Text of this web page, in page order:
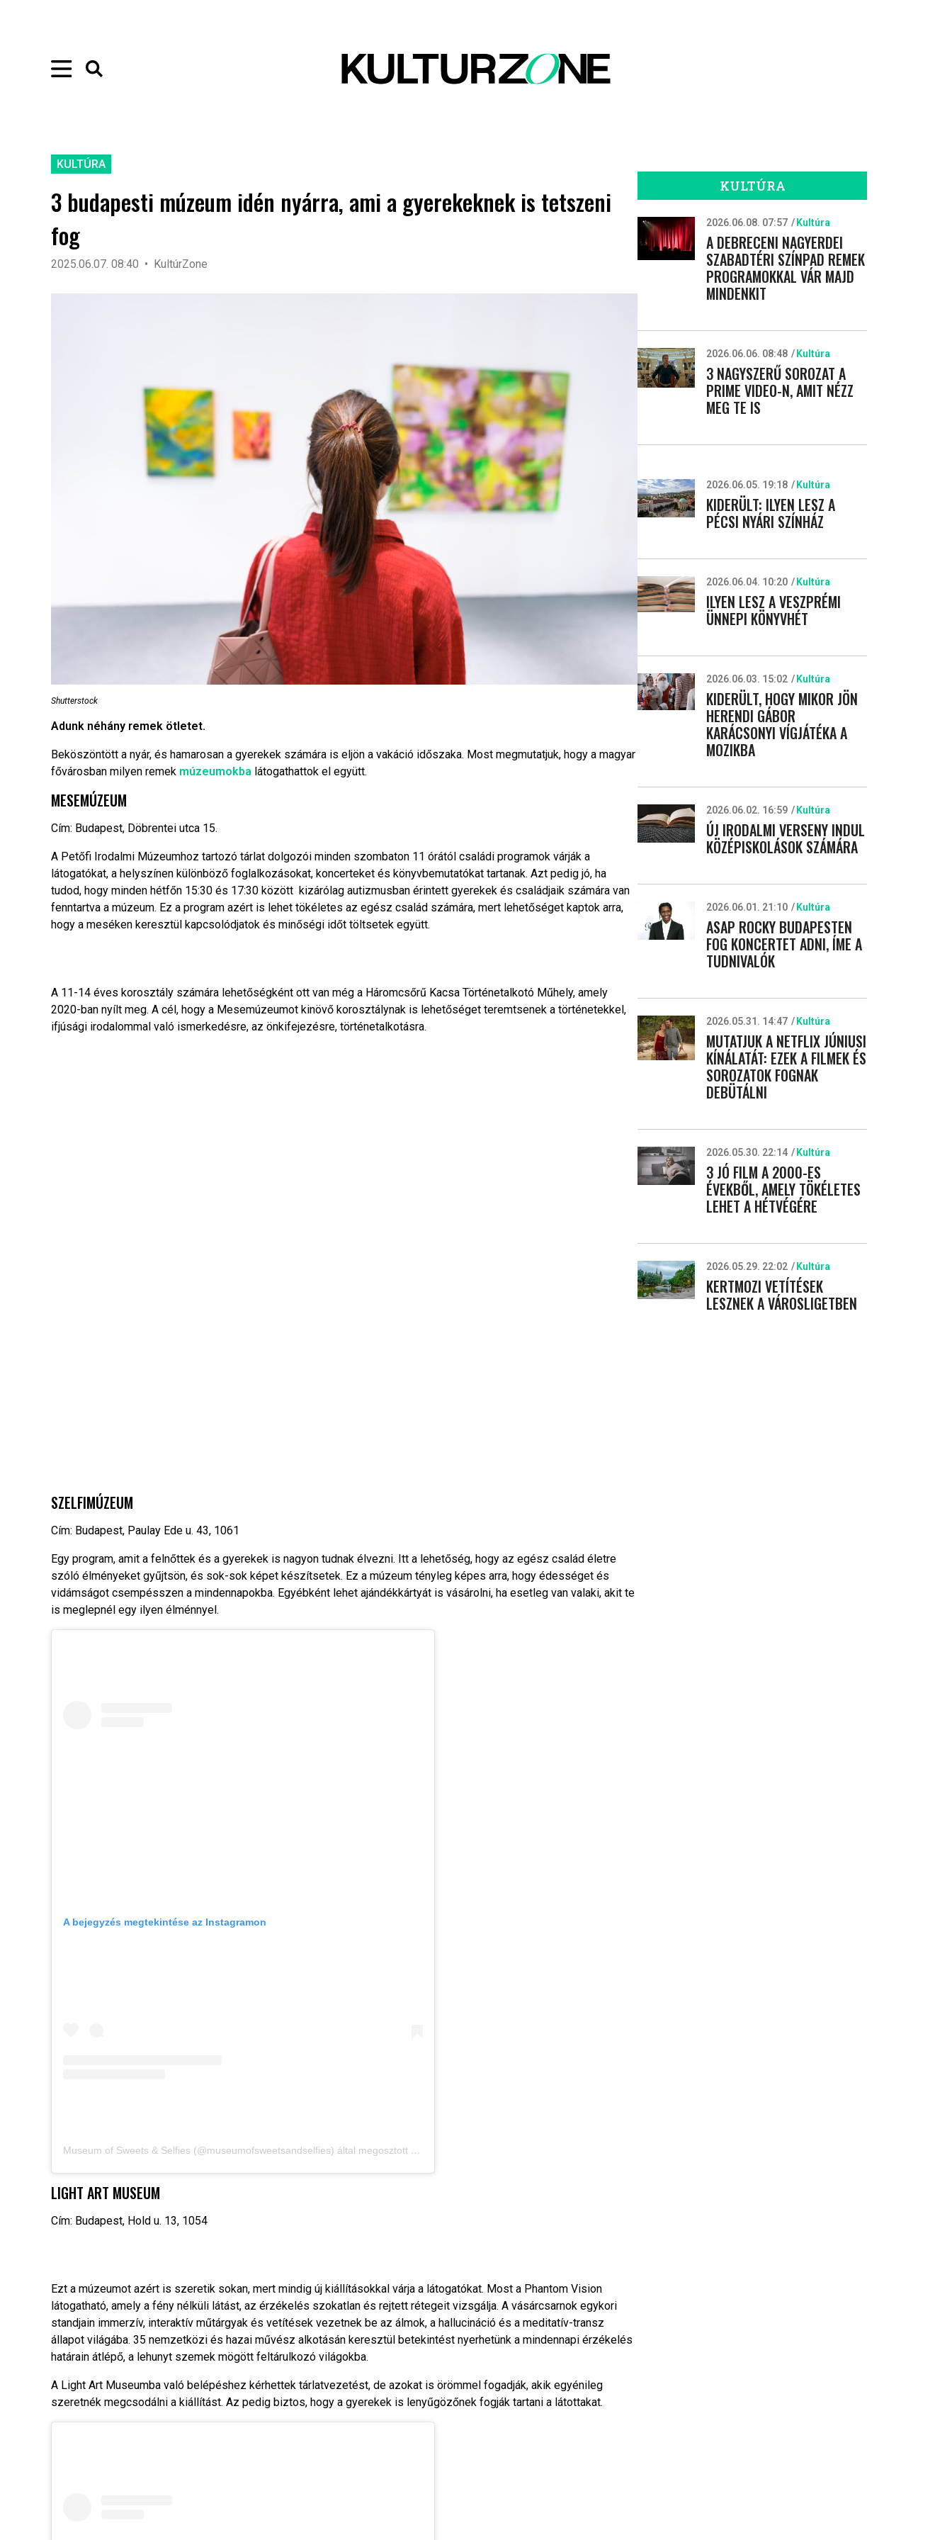
KULTÚRA
3 budapesti múzeum idén nyárra, ami a gyerekeknek is tetszeni
fog
2025.06.07. 08:40 KultúrZone
Shutterstock
Adunk néhány remek ötletet.
Beköszöntött a nyár, és hamarosan a gyerekek számára is eljön a vakáció időszaka. Most megmutatjuk, hogy a magyar
fővárosban milyen remek múzeumokba látogathattok el együtt.
MESEMÚZEUM
Cím: Budapest, Döbrentei utca 15.
A Petőfi Irodalmi Múzeumhoz tartozó tárlat dolgozói minden szombaton 11 órától családi programok várják a
látogatókat, a helyszínen különböző foglalkozásokat, koncerteket és könyvbemutatókat tartanak. Azt pedig jó, ha
tudod, hogy minden hétfőn 15:30 és 17:30 között kizárólag autizmusban érintett gyerekek és családjaik számára van
fenntartva a múzeum. Ez a program azért is lehet tökéletes az egész család számára, mert lehetőséget kaptok arra,
hogy a meséken keresztül kapcsolódjatok és minőségi időt töltsetek együtt.
A 11-14 éves korosztály számára lehetőségként ott van még a Háromcsőrű Kacsa Történetalkotó Műhely, amely
2020-ban nyílt meg. A cél, hogy a Mesemúzeumot kinövő korosztálynak is lehetőséget teremtsenek a történetekkel,
ifjúsági irodalommal való ismerkedésre, az önkifejezésre, történetalkotásra.
SZELFIMÚZEUM
Cím: Budapest, Paulay Ede u. 43, 1061
Egy program, amit a felnőttek és a gyerekek is nagyon tudnak élvezni. Itt a lehetőség, hogy az egész család életre
szóló élményeket gyűjtsön, és sok-sok képet készítsetek. Ez a múzeum tényleg képes arra, hogy édességet és
vidámságot csempésszen a mindennapokba. Egyébként lehet ajándékkártyát is vásárolni, ha esetleg van valaki, akit te
is meglepnél egy ilyen élménnyel.
A bejegyzés megtekintése az Instagramon
Museum of Sweets & Selfies (@museumofsweetsandselfies) által megosztott bejegyzés
LIGHT ART MUSEUM
Cím: Budapest, Hold u. 13, 1054
Ezt a múzeumot azért is szeretik sokan, mert mindig új kiállításokkal várja a látogatókat. Most a Phantom Vision
látogatható, amely a fény nélküli látást, az érzékelés szokatlan és rejtett rétegeit vizsgálja. A vásárcsarnok egykori
standjain immerzív, interaktív műtárgyak és vetítések vezetnek be az álmok, a hallucináció és a meditatív-transz
állapot világába. 35 nemzetközi és hazai művész alkotásán keresztül betekintést nyerhetünk a mindennapi érzékelés
határain átlépő, a lehunyt szemek mögött feltárulkozó világokba.
A Light Art Museumba való belépéshez kérhettek tárlatvezetést, de azokat is örömmel fogadják, akik egyénileg
szeretnék megcsodálni a kiállítást. Az pedig biztos, hogy a gyerekek is lenyűgözőnek fogják tartani a látottakat.
KULTÚRA
2026.06.08. 07:57 Kultúra
A DEBRECENI NAGYERDEI
SZABADTÉRI SZÍNPAD REMEK
PROGRAMOKKAL VÁR MAJD
MINDENKIT
2026.06.06. 08:48 Kultúra
3 NAGYSZERŰ SOROZAT A
PRIME VIDEO-N, AMIT NÉZZ
MEG TE IS
2026.06.05. 19:18 Kultúra
KIDERÜLT: ILYEN LESZ A
PÉCSI NYÁRI SZÍNHÁZ
2026.06.04. 10:20 Kultúra
ILYEN LESZ A VESZPRÉMI
ÜNNEPI KÖNYVHÉT
2026.06.03. 15:02 Kultúra
KIDERÜLT, HOGY MIKOR JÖN
HERENDI GÁBOR
KARÁCSONYI VÍGJÁTÉKA A
MOZIKBA
2026.06.02. 16:59 Kultúra
ÚJ IRODALMI VERSENY INDUL
KÖZÉPISKOLÁSOK SZÁMÁRA
2026.06.01. 21:10 Kultúra
ASAP ROCKY BUDAPESTEN
FOG KONCERTET ADNI, ÍME A
TUDNIVALÓK
2026.05.31. 14:47 Kultúra
MUTATJUK A NETFLIX JÚNIUSI
KÍNÁLATÁT: EZEK A FILMEK ÉS
SOROZATOK FOGNAK
DEBÜTÁLNI
2026.05.30. 22:14 Kultúra
3 JÓ FILM A 2000-ES
ÉVEKBŐL, AMELY TÖKÉLETES
LEHET A HÉTVÉGÉRE
2026.05.29. 22:02 Kultúra
KERTMOZI VETÍTÉSEK
LESZNEK A VÁROSLIGETBEN